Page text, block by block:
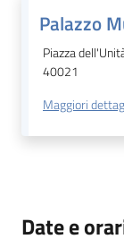
Palazzo
Piazza
40021
Maggiori
Date e